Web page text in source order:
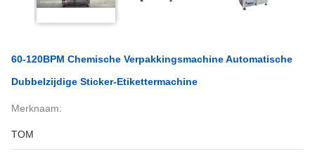
60-120BPM Chemische Verpakkingsmachine Automatische
Dubbelzijdige Sticker-Etikettermachine
Merknaam:
TOM